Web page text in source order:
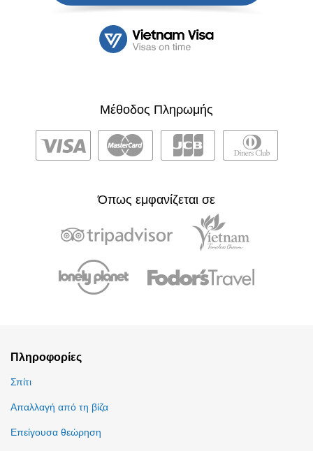
Μέθοδος Πληρωμής
Όπως εμφανίζεται σε
Πληροφορίες
Σπίτι
Απαλλαγή από τη βίζα
Επείγουσα θεώρηση